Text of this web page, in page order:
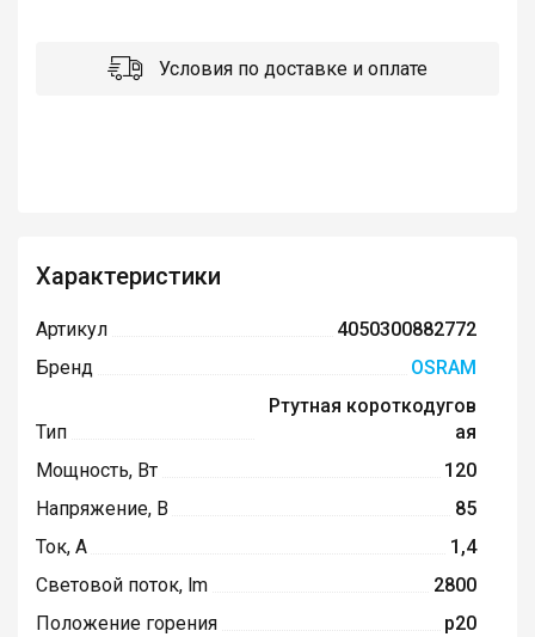
Условия по доставке и оплате
Характеристики
Артикул
4050300882772
Бренд
OSRAM
Тип
Ртутная короткодугов
ая
Мощность, Вт
120
Напряжение, В
85
Ток, А
1,4
Световой поток, lm
2800
Положение горения
p20